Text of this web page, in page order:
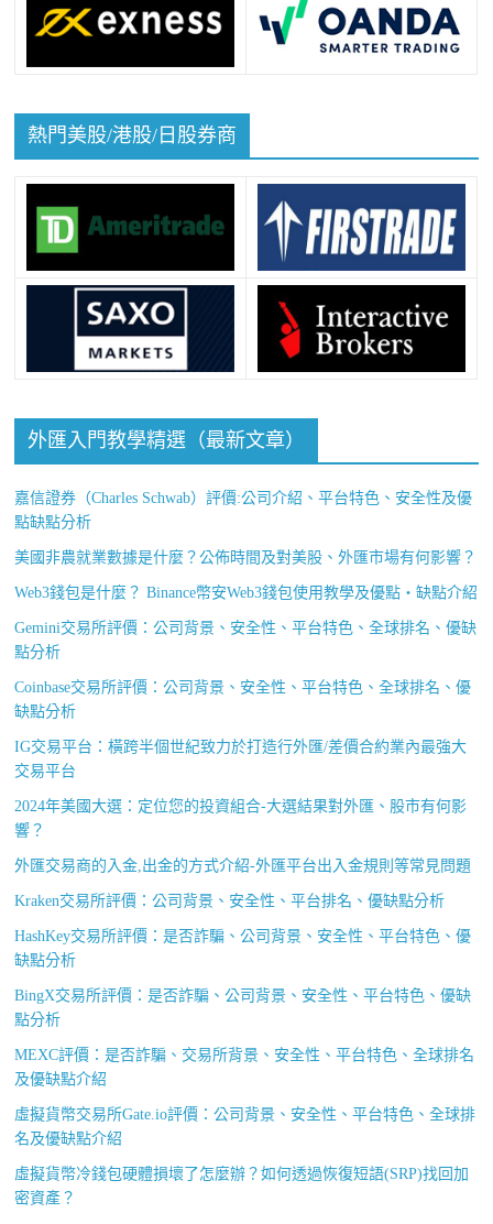
熱門美股/港股/日股券商
外匯入門教學精選（最新文章）
嘉信證券（Charles Schwab）評價:公司介紹、平台特色、安全性及優
點缺點分析
美國非農就業數據是什麼？公佈時間及對美股、外匯市場有何影響？
Web3錢包是什麼？ Binance幣安Web3錢包使用教學及優點・缺點介紹
Gemini交易所評價：公司背景、安全性、平台特色、全球排名、優缺
點分析
Coinbase交易所評價：公司背景、安全性、平台特色、全球排名、優
缺點分析
IG交易平台：橫跨半個世紀致力於打造行外匯/差價合約業內最強大
交易平台
2024年美國大選：定位您的投資組合-大選結果對外匯、股市有何影
響？
外匯交易商的入金,出金的方式介紹-外匯平台出入金規則等常見問題
Kraken交易所評價：公司背景、安全性、平台排名、優缺點分析
HashKey交易所評價：是否詐騙、公司背景、安全性、平台特色、優
缺點分析
BingX交易所評價：是否詐騙、公司背景、安全性、平台特色、優缺
點分析
MEXC評價：是否詐騙、交易所背景、安全性、平台特色、全球排名
及優缺點介紹
虛擬貨幣交易所Gate.io評價：公司背景、安全性、平台特色、全球排
名及優缺點介紹
虛擬貨幣冷錢包硬體損壞了怎麼辦？如何透過恢復短語(SRP)找回加
密資產？